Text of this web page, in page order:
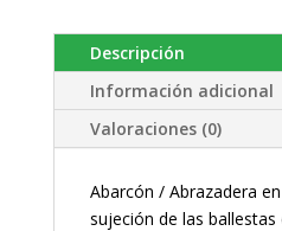
Descripción
Información adicional
Valoraciones (0)
Abarcón / Abrazadera
sujeción de las ballestas